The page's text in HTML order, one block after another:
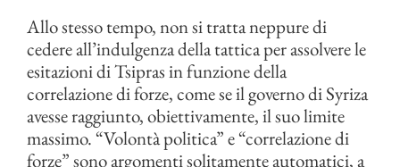
Allo stesso tempo, non si tratta neppure di
cedere all’indulgenza della tattica per assolvere le
esitazioni di Tsipras in funzione della
correlazione di forze, come se il governo di Syriza
avesse raggiunto, obiettivamente, il suo limite
massimo. “Volontà politica” e “correlazione di
forze” sono argomenti solitamente automatici, a